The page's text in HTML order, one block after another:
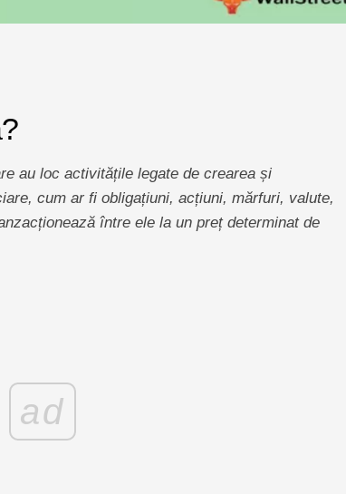
au loc activitățile legate de crearea și
cum ar fi obligațiuni, acțiuni, mărfuri, valute,
între ele la un preț determinat de
ad